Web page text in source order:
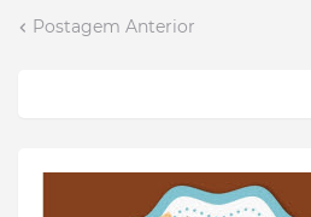
Postagem Anterior